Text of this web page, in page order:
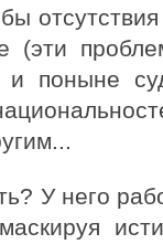
(эти
и поныне
У него